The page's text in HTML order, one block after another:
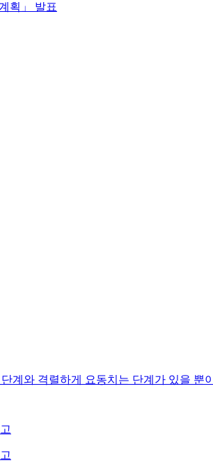
획」 발표
계와 격렬하게 요동치는 단계가 있을 뿐